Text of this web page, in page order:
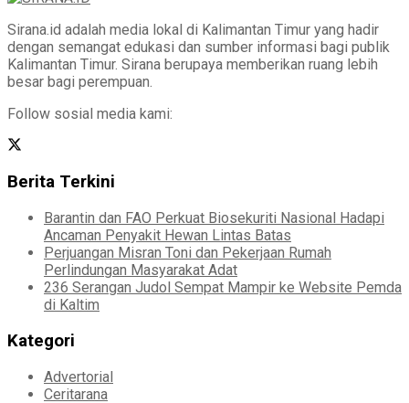
Sirana.id adalah media lokal di Kalimantan Timur yang hadir
dengan semangat edukasi dan sumber informasi bagi publik
Kalimantan Timur. Sirana berupaya memberikan ruang lebih
besar bagi perempuan.
Follow sosial media kami:
Berita Terkini
Barantin dan FAO Perkuat Biosekuriti Nasional Hadapi
Ancaman Penyakit Hewan Lintas Batas
Perjuangan Misran Toni dan Pekerjaan Rumah
Perlindungan Masyarakat Adat
236 Serangan Judol Sempat Mampir ke Website Pemda
di Kaltim
Kategori
Advertorial
Ceritarana